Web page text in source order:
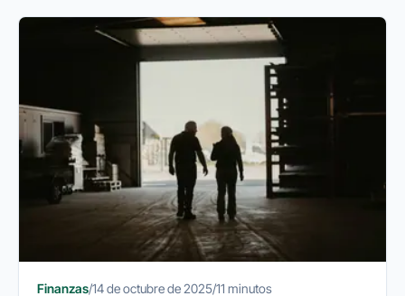
Finanzas/14 de octubre de 2025/11 minutos